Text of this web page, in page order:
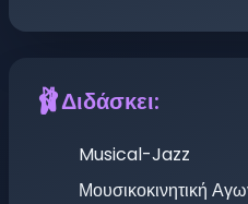
🩰Διδάσκει:
Musical-Jazz
Μουσικοκινητική